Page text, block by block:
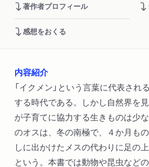
著作者プロフィール
感想をおくる
内容紹介
「イクメン」という言葉に代表さ
する時代である。しかし自然界を
が子育てに協力する生きものは少
のオスは、冬の南極で、４か月も
しに出かけたメスの代わりに足の
という。本書では動物や昆虫など